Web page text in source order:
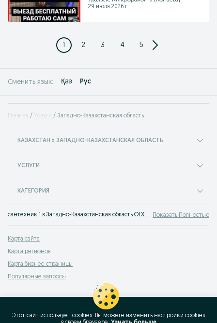
29 июля 2026 г.
1 2 3 4 5
Сменить язык: Қаз Рус
Главная Услуги Западно-Казахстанская область
КАЗАХСТАН » ЗАПАДНО-КАЗАХСТАНСКАЯ ОБЛАСТЬ
УСЛУГИ
КАТЕГОРИЯ
сантехник 1 в Западно-Казахстанская область OLX.kz Показать Полностью
Карта сайта
Карта регионов
Карта бизнес-страницы
Популярные запросы
Этот сайт использует cookies. Вы можете изменить настройки cookies